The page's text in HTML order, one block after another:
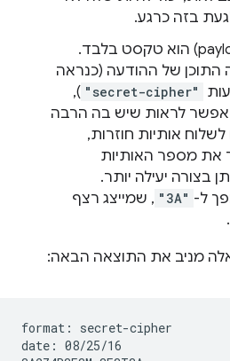
בזה כרגע.
המטען הייעודי (payload) הוא טקסט בלבד.
של ההודעה (כנראה
"secret-cipher"
),
לראות שיש בה הרבה
אותיות חוזרות,
מספר האותיות
יעילה יותר.
"3A" , שמייצג רצף
מניב את התוצאה הבאה:
format: secret-cipher
date: 08/25/16